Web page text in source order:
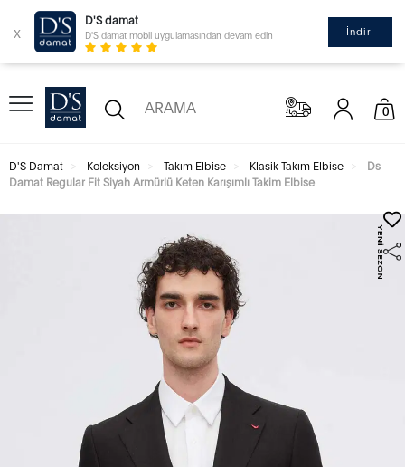
x
D'S damat
D'S damat mobil uygulamasından devam edin İndir
0
D'S Damat Koleksiyon Takım Elbise Klasik Takım Elbise
Ds
Damat Regular Fit Siyah Armürlü Keten Karışımlı Takim Elbise